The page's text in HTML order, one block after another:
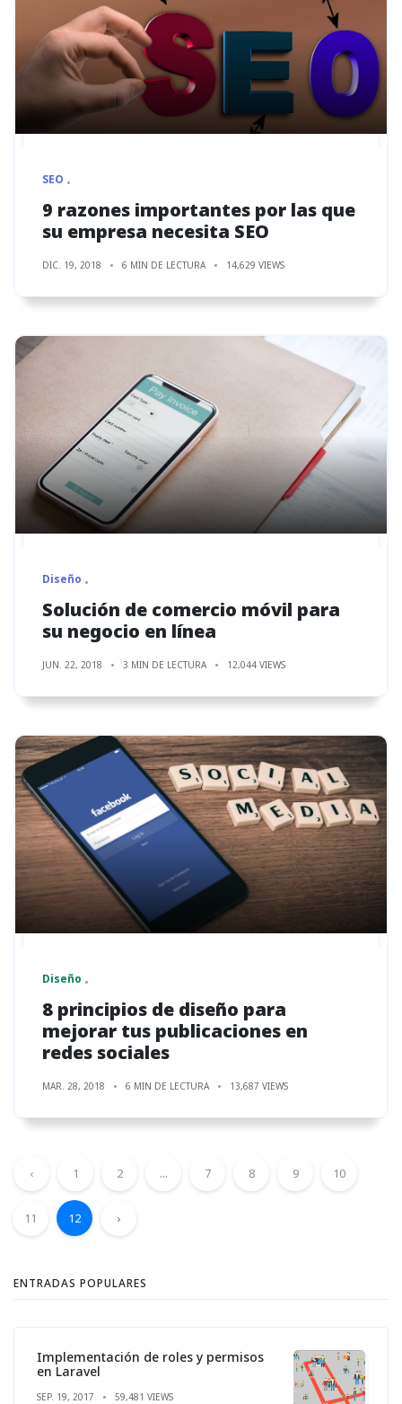
SEO
9 razones importantes por las que
su empresa necesita SEO
DIC. 19, 2018 6 MIN DE LECTURA 14,629 VIEWS
Diseño
Solución de comercio móvil para
su negocio en línea
JUN. 22, 2018 3 MIN DE LECTURA 12,044 VIEWS
Diseño
8 principios de diseño para
mejorar tus publicaciones en
redes sociales
MAR. 28, 2018 6 MIN DE LECTURA 13,687 VIEWS
‹ 1 2 ... 7 8 9 10
11 12 ›
ENTRADAS POPULARES
Implementación de roles y permisos
en Laravel
SEP. 19, 2017 59,481 VIEWS